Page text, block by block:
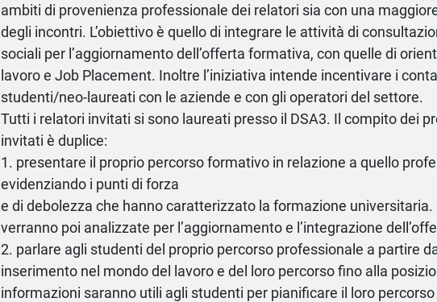
ambiti di provenienza professionale dei relatori sia con una
degli incontri. L’obiettivo è quello di integrare le attività di
sociali per l’aggiornamento dell’offerta formativa, con quelle di
lavoro e Job Placement. Inoltre l’iniziativa intende incentivare i
studenti/neo-laureati con le aziende e con gli operatori del settore.
Tutti i relatori invitati si sono laureati presso il DSA3. Il compito dei
invitati è duplice:
1. presentare il proprio percorso formativo in relazione a quello
evidenziando i punti di forza
e di debolezza che hanno caratterizzato la formazione
verranno poi analizzate per l’aggiornamento e l’integrazione
2. parlare agli studenti del proprio percorso professionale a partire
inserimento nel mondo del lavoro e del loro percorso fino alla
informazioni saranno utili agli studenti per pianificare il loro